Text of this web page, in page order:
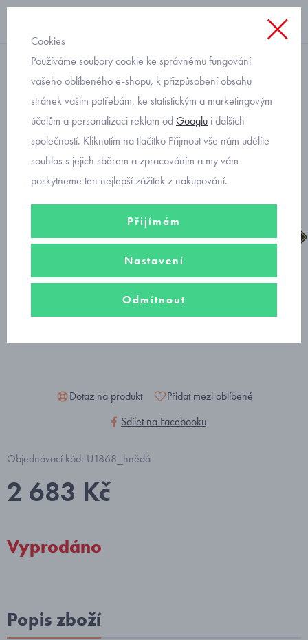
šněrovací chlapecké
Superfit Tedd zimní kožené
boty gore-tex 1-800473-
3020
Dotaz na produkt
Přidat mezi oblíbené
Sdílet na Facebooku
Objednávací kód: U1868_hnědá
2 683 Kč
Vyprodáno
Popis zboží
Cookies
Používáme soubory cookie ke správnému fungování
vašeho oblíbeného e-shopu, k přizpůsobení obsahu
stránek vašim potřebám, ke statistickým a marketingovým
účelům a personalizaci reklam odGooglu i dalších
společností. Kliknutím na tlačítko Přijmout vše nám udělíte
souhlas s jejich sběrem a zpracováním a my vám
poskytneme ten nejlepší zážitek z nakupování.
Přijímám
Nastavení
Odmítnout